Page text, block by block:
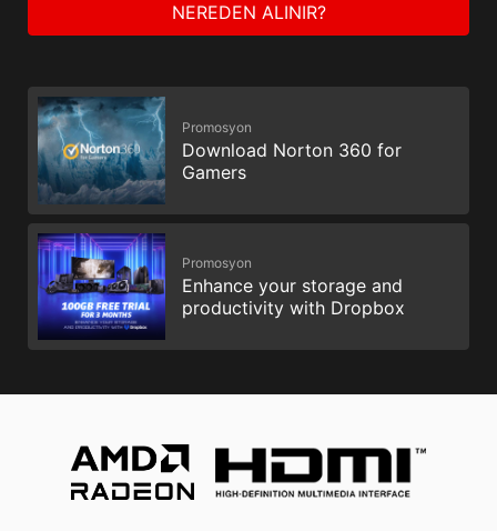
NEREDEN ALINIR?
Promosyon
Download Norton 360 for
Gamers
Promosyon
Enhance your storage and
productivity with Dropbox